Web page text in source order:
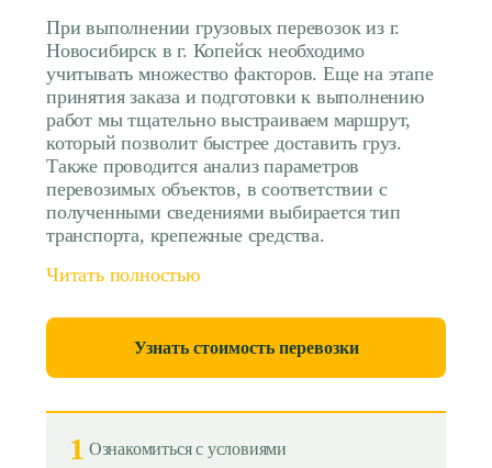
При выполнении грузовых перевозок из г.
Новосибирск в г. Копейск необходимо
учитывать множество факторов. Еще на этапе
принятия заказа и подготовки к выполнению
работ мы тщательно выстраиваем маршрут,
который позволит быстрее доставить груз.
Также проводится анализ параметров
перевозимых объектов, в соответствии с
полученными сведениями выбирается тип
транспорта, крепежные средства.
Читать полностью
Узнать стоимость перевозки
1 Ознакомиться с условиями